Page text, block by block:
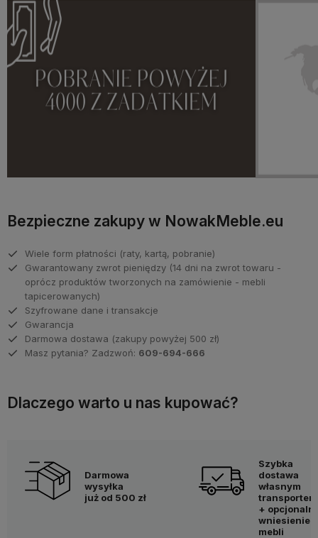
Bezpieczne zakupy w NowakMeble.eu
Wiele form płatności (raty, kartą, pobranie)
Gwarantowany zwrot pieniędzy (14 dni na zwrot towaru -
oprócz produktów tworzonych na zamówienie - mebli
tapicerowanych)
Szyfrowane dane i transakcje
Gwarancja
Darmowa dostawa (zakupy powyżej 500 zł)
Masz pytania? Zadzwoń: 609-694-666
Dlaczego warto u nas kupować?
Darmowa
wysyłka
już od 500 zł
Szybka
dostawa
własnym
transportem
+
wniesienie
mebli